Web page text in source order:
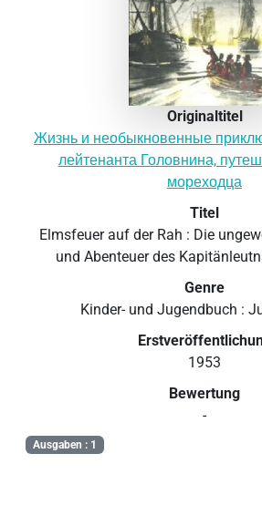
Originaltitel
Жизнь и необыкновенные
лейтенанта Головнина,
мореходца
Titel
Elmsfeuer auf der Rah : Die
und Abenteuer des
Genre
Kinder- und Jugendbuch :
1953
Bewertung
-
Ausgaben : 1